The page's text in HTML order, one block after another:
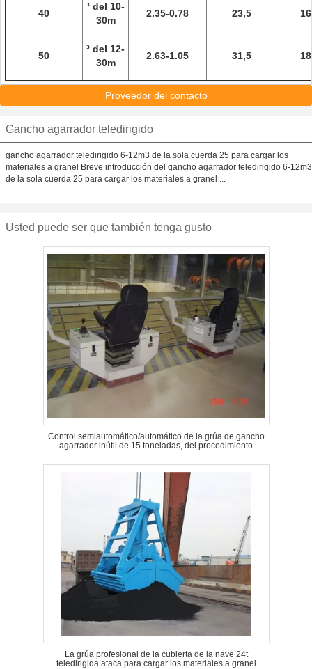
40
³ del 10-
30m
2.35-0.78 23,5
50
³ del 12-
30m
2.63-1.05 31,5
Proveedor del contacto
Gancho agarrador teledirigido
gancho agarrador teledirigido 6-12m3 de la sola cuerda 25 para cargar los
materiales a granel Breve introducción del gancho agarrador teledirigido 6-12m3
de la sola cuerda 25 para cargar los materiales a granel ...
Usted puede ser que también tenga gusto
Control semiautomático/automático de la grúa de gancho
agarrador inútil de 15 toneladas, del procedimiento
La grúa profesional de la cubierta de la nave 24t
teledirigida ataca para cargar los materiales a granel